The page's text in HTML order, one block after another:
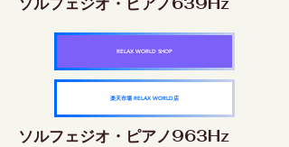
RELAX WORLD SHOP
楽天市場 RELAX WORLD店
ソルフェジオ・ピアノ963Hz